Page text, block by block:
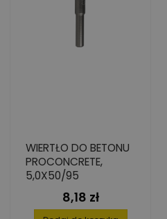
WIERTŁO DO BETONU
PROCONCRETE,
5,0X50/95
Cena
8,18 zł